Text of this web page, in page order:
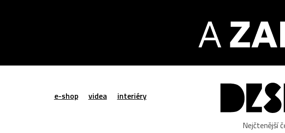
e-shop videa interiéry
Nejčtenější